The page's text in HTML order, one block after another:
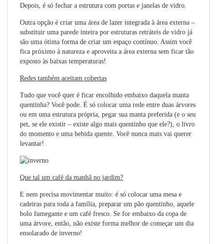
Depois, é só fechar a estrutura com portas e janelas de vidro.
Outra opção é criar uma área de lazer integrada à área externa –
substituir uma parede inteira por estruturas retráteis de vidro já
são uma ótima forma de criar um espaço contínuo. Assim você
fica próximo à natureza e aproveita a área externa sem ficar tão
exposto às baixas temperaturas!
Redes também aceitam cobertas
Tudo que você quer é ficar encolhido embaixo daquela manta
quentinha? Você pode. É só colocar uma rede entre duas árvores
ou em uma estrutura própria, pegar sua manta preferida (e o seu
pet, se ele existir – existe algo mais quentinho que ele?), o livro
do momento e uma bebida quente. Você nunca mais vai querer
levantar!
Que tal um café da manhã no jardim?
E nem precisa movimentar muito: é só colocar uma mesa e
cadeiras para toda a família, preparar um pão quentinho, aquele
bolo fumegante e um café fresco. Se for embaixo da copa de
uma árvore, então, não existe forma melhor de começar um dia
ensolarado de inverno!